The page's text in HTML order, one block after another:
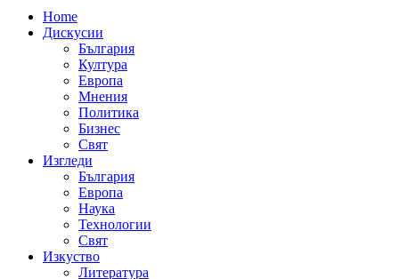
Home
Дискусии
България
Култура
Европа
Мнения
Политика
Бизнес
Свят
Изгледи
България
Европа
Наука
Технологии
Свят
Изкуство
Литература